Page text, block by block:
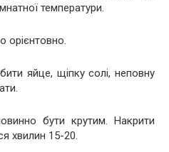
температури.
орієнтовно.
яйце, щіпку солі, неповну
бути крутим. Накрити
хвилин 15-20.